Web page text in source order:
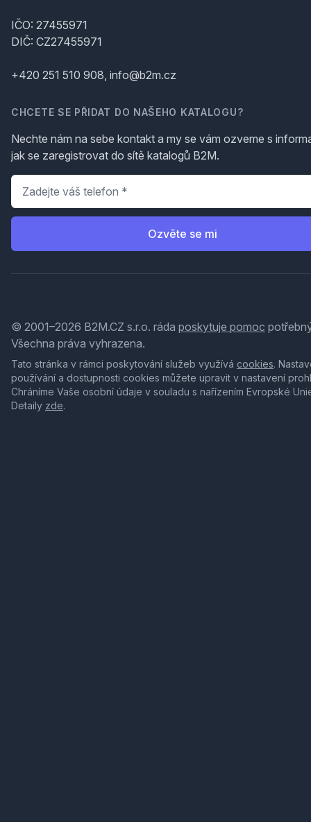
IČO: 27455971
DIČ: CZ27455971
+420 251 510 908, info@b2m.cz
CHCETE SE PŘIDAT DO NAŠEHO KATALOGU?
Nechte nám na sebe kontakt a my se vám ozveme s
jak se zaregistrovat do sítě katalogů B2M.
Telefon
Ozvěte se mi
© 2001–2026 B2M.CZ s.r.o. ráda poskytuje pomoc
Všechna práva vyhrazena.
Tato stránka v rámci poskytování služeb využívá cookies.
používání a dostupnosti cookies můžete upravit v nastavení
Chráníme Vaše osobní údaje v souladu s nařízením Evropské
Detaily zde.